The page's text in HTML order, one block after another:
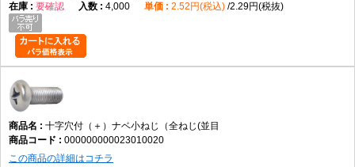
Q3. なべ頭の特徴は何ですか。
A3. 丸みのある頭部形状で、幅広い締結用途に使用されます。
Q4. 材質は何ですか。
A4. データでは鉄です。
Q5. サイズ展開はどのくらいありますか。
要確認
4,000 2.52円(税込) 2.29円(税抜)
十字穴付（＋）ナベ小ねじ（全ねじ(並目
000000000023010020
この商品の詳細はコチラ